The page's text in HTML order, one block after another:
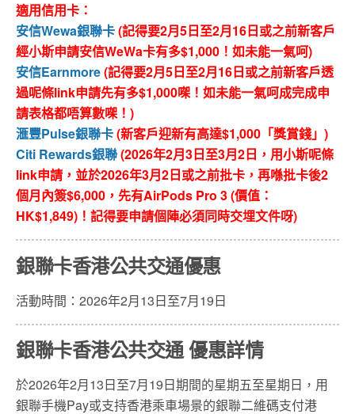
適用信用卡：
安信Wewa銀聯卡(記得要2月5日至2月16日或之前新客戶
經小斯申請安信WeWa卡有多$1,000！如未能一氣呵)
安信Earnmore(記得要2月5日至2月16日或之前新客戶透
過呢條link申請先有多$1,000㗎！如未能一氣呵成完成申
請表格都唔算數㗎！)
滙豐Pulse銀聯卡(新客戶迎新有高達$1,000「獎賞錢」)
Citi Rewards銀聯(2026年2月3日至3月2日，用小斯呢條
link申請，並於2026年3月2日或之前批卡，再喺批卡後2
個月內簽$6,000，先有AirPods Pro 3 (價值：
HK$1,849)！記得要申請個陣必須同時交埋文件呀)
銀聯卡香港公共交通優惠
活動時間：2026年2月13日至7月19日
銀聯卡香港公共交通 優惠詳情
於2026年2月13日至7月19日期間的星期五至星期日，用
銀聯手機Pay或支持香港乘車場景的銀聯二維碼支付港